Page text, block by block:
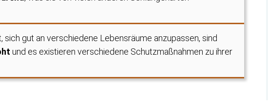
sich gut an verschiedene Lebensräume anzupassen, sind
und es existieren verschiedene Schutzmaßnahmen zu ihrer